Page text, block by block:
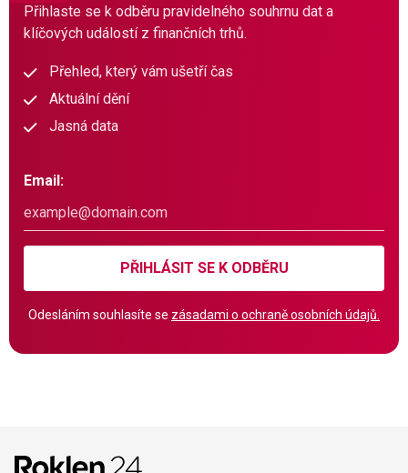
Přihlaste se k odběru pravidelného souhrnu dat a
klíčových událostí z finančních trhů.
Přehled, který vám ušetří čas
Aktuální dění
Jasná data
Email:
PŘIHLÁSIT SE K ODBĚRU
Odesláním souhlasíte se zásadami o ochraně osobních údajů.